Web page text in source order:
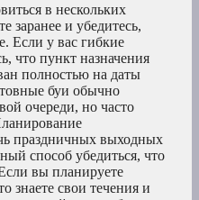
в нескольких
заранее и убедитесь,
Если у вас гибкие
что пункт назначения
полностью на даты
буи обычно
очереди, но часто
праздничных выходных
способ убедиться, что
вы планируете
знаете свои течения и